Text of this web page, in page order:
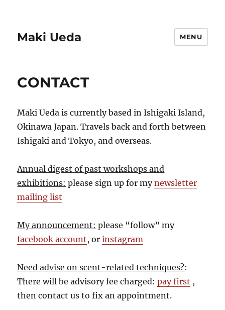
Maki Ueda MENU
CONTACT
Maki Ueda is currently based in Ishigaki Island,
Okinawa Japan. Travels back and forth between
Ishigaki and Tokyo, and overseas.
Annual digest of past workshops and
exhibitions: please sign up for mynewsletter
mailing list
My announcement: please “follow” my
facebook account, orinstagram
Need advise on scent-related techniques?:
There will be advisory fee charged:pay first ,
then contact us to fix an appointment.